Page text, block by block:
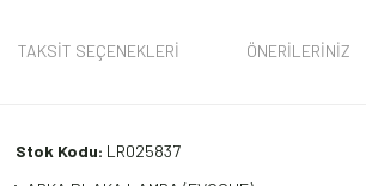
TAKSIT SEÇENEKLERI ÖNERILERINIZ
Stok Kodu: LR025837